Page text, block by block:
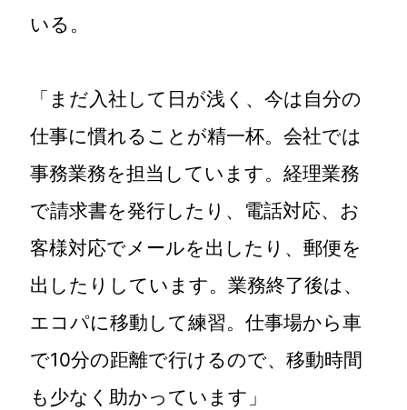
いる。
「まだ入社して日が浅く、今は自分の
仕事に慣れることが精一杯。会社では
事務業務を担当しています。経理業務
で請求書を発行したり、電話対応、お
客様対応でメールを出したり、郵便を
出したりしています。業務終了後は、
エコパに移動して練習。仕事場から車
で10分の距離で行けるので、移動時間
も少なく助かっています」